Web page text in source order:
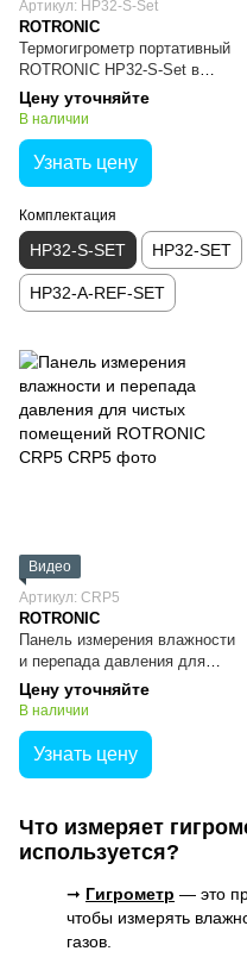
Что измеряет
используется?
➞ Гигрометр — это
чтобы измерять
газов.
Артикул: HP32-S-Set
ROTRONIC
Термогигрометр портативный
ROTRONIC HP32-S-Set в
комплекте Hygro Palm
Цену уточняйте
В наличии
Узнать цену
Комплектация
HP32-S-SET HP32-SET
HP32-A-REF-SET
Видео
Артикул: CRP5
ROTRONIC
Панель измерения влажности
и перепада давления для
чистых помещений ROTRONIC
CRP5
Цену уточняйте
В наличии
Узнать цену